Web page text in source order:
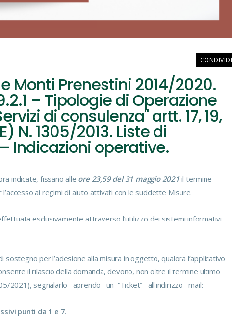
CONDIVIDI
Monti Prenestini 2014/2020.
– Tipologie di Operazione
di consulenza" artt. 17, 19,
N. 1305/2013. Liste di
Indicazioni operative.
indicate, fissano alle ore 23,59 del 31 maggio 2021 il termine
ai regimi di aiuto attivati con le suddette Misure.
esclusivamente attraverso l’utilizzo dei sistemi informativi
per l’adesione alla misura in oggetto, qualora l’applicativo
il rilascio della domanda, devono, non oltre il termine ultimo
2021), segnalarlo aprendo un “Ticket” all’indirizzo mail:
punti da 1 e 7.